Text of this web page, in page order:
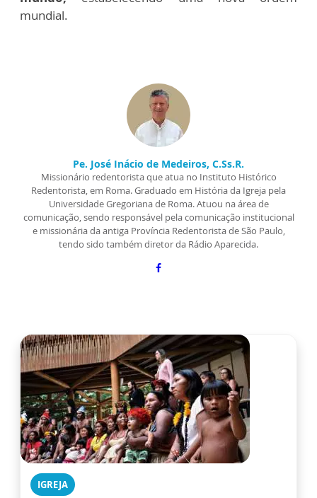
mundial.
Pe. José Inácio de Medeiros, C.Ss.R.
Missionário redentorista que atua no Instituto Histórico
Redentorista, em Roma. Graduado em História da Igreja pela
Universidade Gregoriana de Roma. Atuou na área de
comunicação, sendo responsável pela comunicação institucional
e missionária da antiga Província Redentorista de São Paulo,
tendo sido também diretor da Rádio Aparecida.
IGREJA